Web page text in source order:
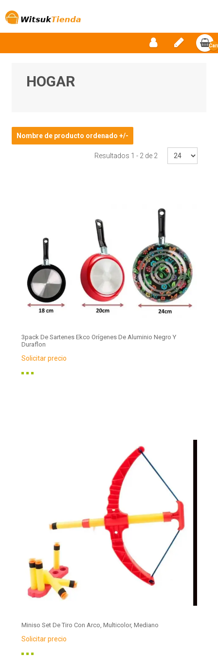
HOGAR
Nombre de producto ordenado +/-
Resultados 1 - 2 de 2
3pack De Sartenes Ekco Orígenes De Aluminio Negro Y
Duraflon
Solicitar precio
Miniso Set De Tiro Con Arco, Multicolor, Mediano
Solicitar precio